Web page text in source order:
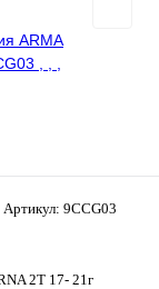
Артикул: 9CCG03
2T 17- 21г